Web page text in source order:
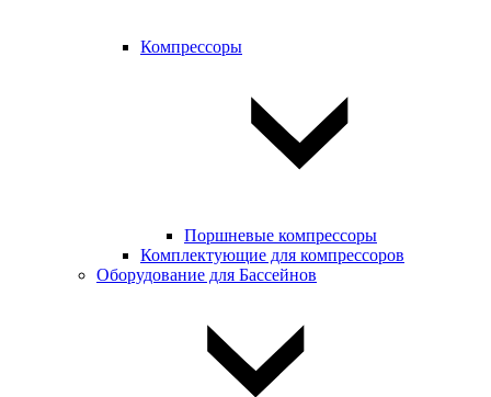
Компрессоры
Поршневые компрессоры
Комплектующие для компрессоров
Оборудование для Бассейнов